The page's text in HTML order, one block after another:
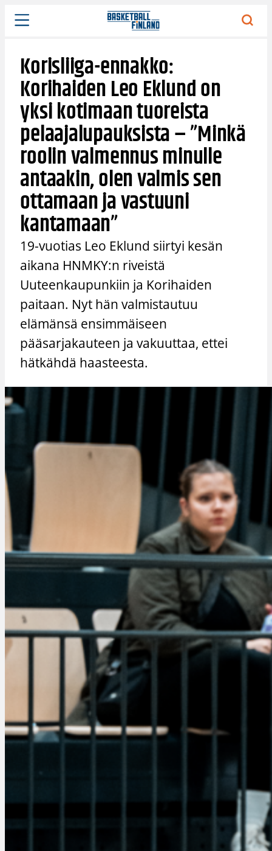
Siirry
sisältöön
Korisliiga-ennakko:
Korihaiden Leo Eklund on
yksi kotimaan tuoreista
pelaajalupauksista – ”Minkä
roolin valmennus minulle
antaakin, olen valmis sen
ottamaan ja vastuuni
kantamaan”
19-vuotias Leo Eklund siirtyi kesän
aikana HNMKY:n riveistä
Uuteenkaupunkiin ja Korihaiden
paitaan. Nyt hän valmistautuu
elämänsä ensimmäiseen
pääsarjakauteen ja vakuuttaa, ettei
hätkähdä haasteesta.